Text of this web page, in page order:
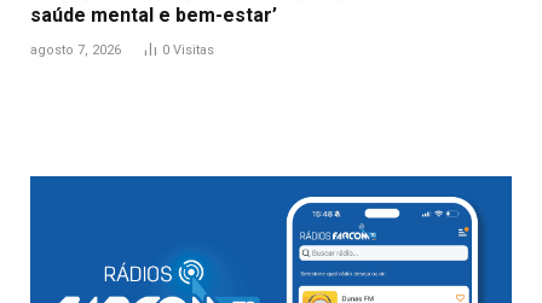
saúde mental e bem-estar’
agosto 7, 2026 0 Visitas